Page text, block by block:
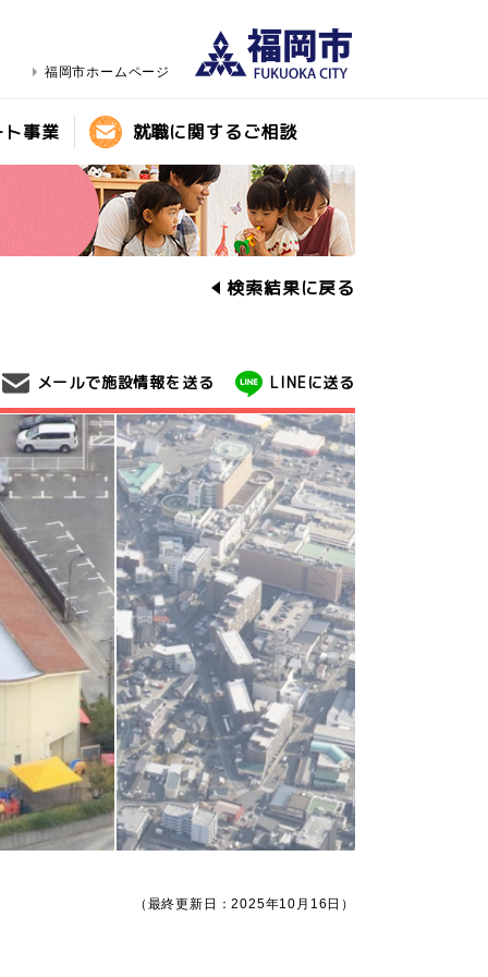
福岡市ホームページ
事業 就職に関するご相談
検索結果に戻る
メールで施設情報を送る LINEに送る
（最終更新日：2025年10月16日）